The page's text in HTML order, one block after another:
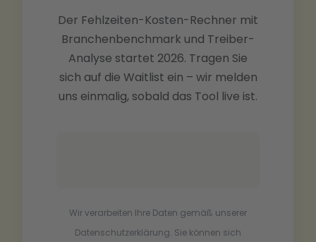
Der Fehlzeiten-Kosten-Rechner mit
Branchenbenchmark und Treiber-
Analyse startet 2026. Tragen Sie
sich auf die Waitlist ein – wir melden
uns einmalig, sobald das Tool live ist.
Wir verarbeiten Ihre Daten gemäß unserer
Datenschutzerklärung. Sie können sich